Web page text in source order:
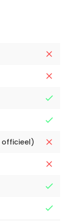
officieel)